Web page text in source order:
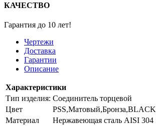
КАЧЕСТВО
Гарантия до 10 лет!
Чертежи
Доставка
Гарантии
Описание
Характеристики
Тип изделия: Соединитель торцевой
Цвет
PSS,Матовый,Бронза,BLACK
Материал
Нержавеющая сталь AISI 304